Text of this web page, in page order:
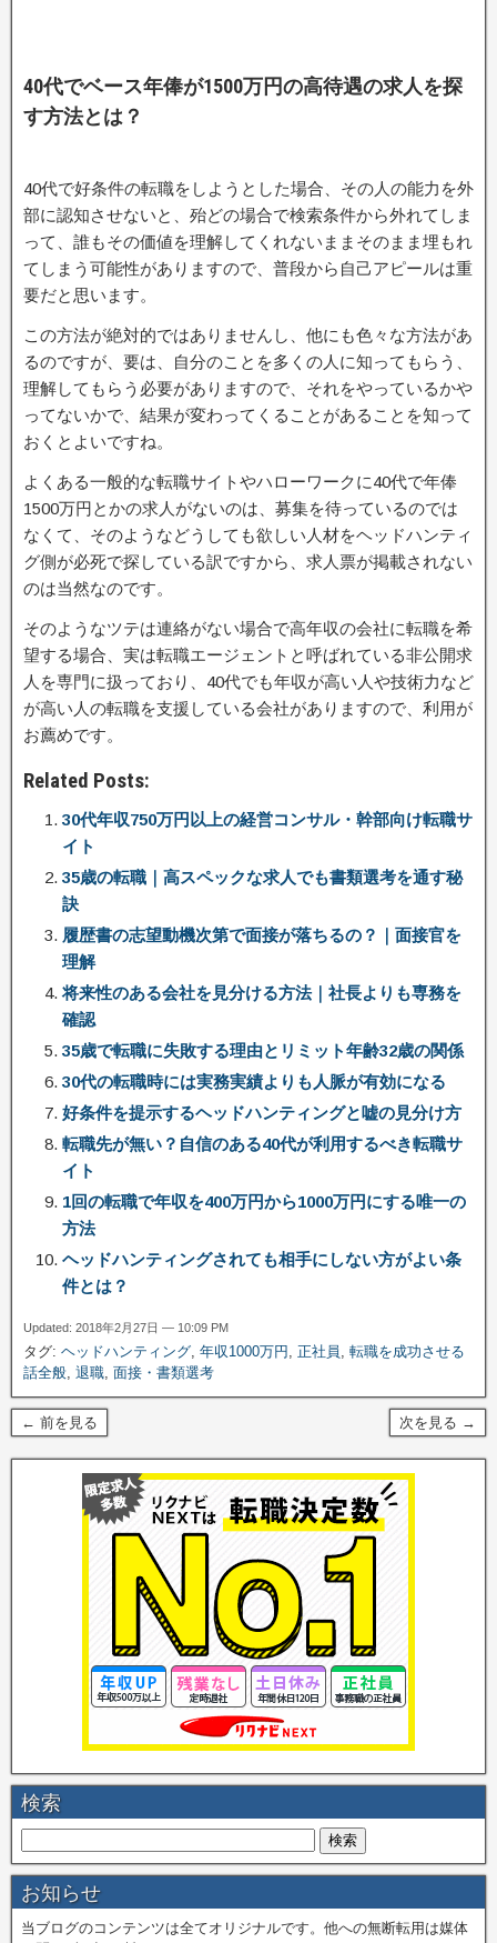
40代でベース年俸が1500万円の高待遇の求人を探
す方法とは？
40代で好条件の転職をしようとした場合、その人の能力を外
部に認知させないと、殆どの場合で検索条件から外れてしま
って、誰もその価値を理解してくれないままそのまま埋もれ
てしまう可能性がありますので、普段から自己アピールは重
要だと思います。
この方法が絶対的ではありませんし、他にも色々な方法があ
るのですが、要は、自分のことを多くの人に知ってもらう、
理解してもらう必要がありますので、それをやっているかや
ってないかで、結果が変わってくることがあることを知って
おくとよいですね。
よくある一般的な転職サイトやハローワークに40代で年俸
1500万円とかの求人がないのは、募集を待っているのでは
なくて、そのようなどうしても欲しい人材をヘッドハンティ
グ側が必死で探している訳ですから、求人票が掲載されない
のは当然なのです。
そのようなツテは連絡がない場合で高年収の会社に転職を希
望する場合、実は転職エージェントと呼ばれている非公開求
人を専門に扱っており、40代でも年収が高い人や技術力など
が高い人の転職を支援している会社がありますので、利用が
お薦めです。
Related Posts:
30代年収750万円以上の経営コンサル・幹部向け転職サ
イト
35歳の転職｜高スペックな求人でも書類選考を通す秘
訣
履歴書の志望動機次第で面接が落ちるの？｜面接官を
理解
将来性のある会社を見分ける方法｜社長よりも専務を
確認
35歳で転職に失敗する理由とリミット年齢32歳の関係
30代の転職時には実務実績よりも人脈が有効になる
好条件を提示するヘッドハンティングと嘘の見分け方
転職先が無い？自信のある40代が利用するべき転職サ
イト
1回の転職で年収を400万円から1000万円にする唯一の
方法
ヘッドハンティングされても相手にしない方がよい条
件とは？
Updated: 2018年2月27日 — 10:09 PM
タグ: ヘッドハンティング, 年収1000万円 , 正社員 , 転職を成功させる
話全般, 退職, 面接・書類選考
← 前を見る 次を見る →
検索
お知らせ
当ブログのコンテンツは全てオリジナルです。他への無断転用は媒体